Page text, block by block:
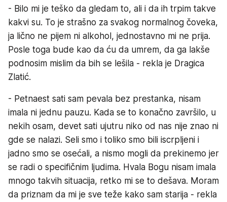
- Bilo mi je teško da gledam to, ali i da ih trpim takve
kakvi su. To je strašno za svakog normalnog čoveka,
ja lično ne pijem ni alkohol, jednostavno mi ne prija.
Posle toga bude kao da ću da umrem, da ga lakše
podnosim mislim da bih se lešila - rekla je Dragica
Zlatić.
- Petnaest sati sam pevala bez prestanka, nisam
imala ni jednu pauzu. Kada se to konačno završilo, u
nekih osam, devet sati ujutru niko od nas nije znao ni
gde se nalazi. Seli smo i toliko smo bili iscrpljeni i
jadno smo se osećali, a nismo mogli da prekinemo jer
se radi o specifičnim ljudima. Hvala Bogu nisam imala
mnogo takvih situacija, retko mi se to dešava. Moram
da priznam da mi je sve teže kako sam starija - rekla